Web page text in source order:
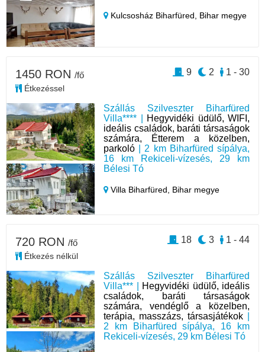
Kulcsosház Biharfüred, Bihar megye
Szállás Szilveszter Biharfüred
Villa**** |
Hegyvidéki üdülő, WIFI,
ideális családok, baráti társaságok
számára, Étterem a közelben,
parkoló | 2 km Biharfüred sípálya,
16 km Rekiceli-vízesés, 29 km
Bélesi Tó
Villa Biharfüred, Bihar megye
1450 RON /fő
Étkezéssel
1 - 30
2
9
Szállás Szilveszter Biharfüred
Villa*** |
Hegyvidéki üdülő, ideális
családok, baráti társaságok
számára, vendéglő a közelben,
terápia, masszázs, társasjátékok
2 km Biharfüred sípálya, 16 km
Rekiceli-vízesés, 29 km Bélesi Tó
720 RON /fő
Étkezés nélkül
1 - 44
3
18